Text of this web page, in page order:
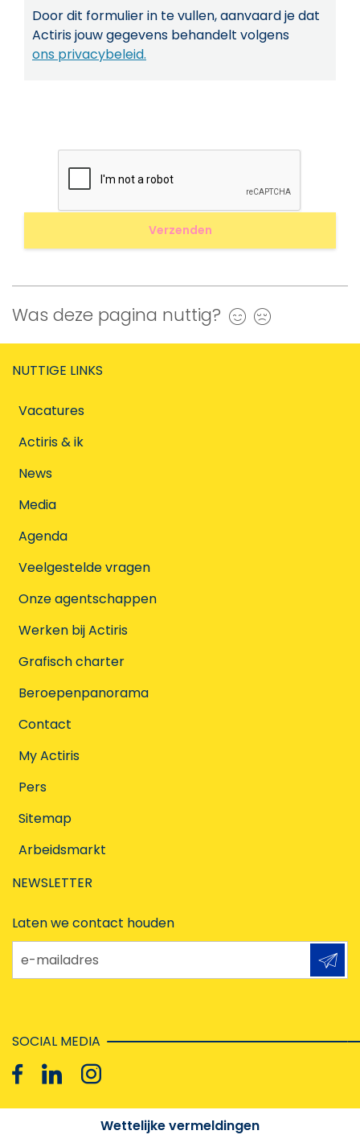
Door dit formulier in te vullen, aanvaard je dat
Actiris jouw gegevens behandelt volgens
ons privacybeleid.
Was deze pagina nuttig? Ja
NUTTIGE LINKS
Vacatures
Actiris & ik
News
Media
Agenda
Veelgestelde vragen
Onze agentschappen
Werken bij Actiris
Grafisch charter
Beroepenpanorama
Contact
My Actiris
Pers
Sitemap
Arbeidsmarkt
NEWSLETTER
Laten we contact houden
e-mailadres
SOCIAL MEDIA
Wettelijke vermeldingen